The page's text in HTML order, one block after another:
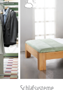
Schlafsysteme